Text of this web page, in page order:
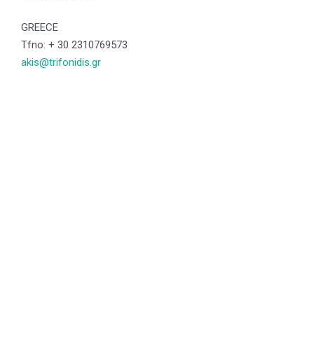
GREECE
Tfno: + 30 2310769573
akis@trifonidis.gr